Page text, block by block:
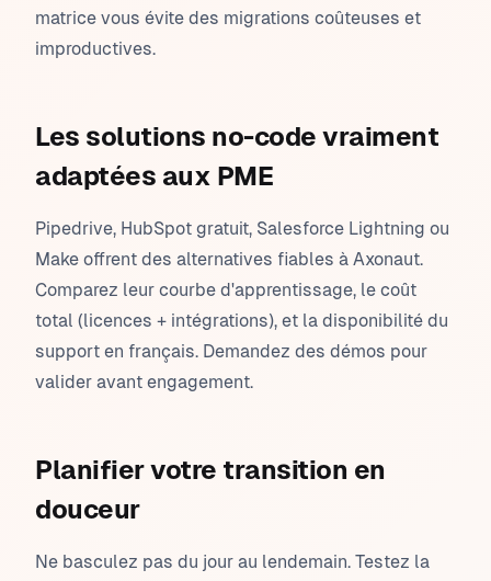
matrice vous évite des migrations coûteuses et
improductives.
Les solutions no-code vraiment
adaptées aux PME
Pipedrive, HubSpot gratuit, Salesforce Lightning ou
Make offrent des alternatives fiables à Axonaut.
Comparez leur courbe d'apprentissage, le coût
total (licences + intégrations), et la disponibilité du
support en français. Demandez des démos pour
valider avant engagement.
Planifier votre transition en
douceur
Ne basculez pas du jour au lendemain. Testez la